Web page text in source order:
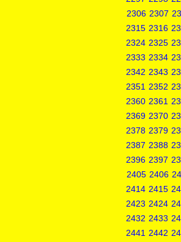
2306 2307
2315 2316
2324 2325
2333 2334
2342 2343
2351 2352
2360 2361
2369 2370
2378 2379
2387 2388
2396 2397
2405 2406
2414 2415
2423 2424
2432 2433
2441 2442